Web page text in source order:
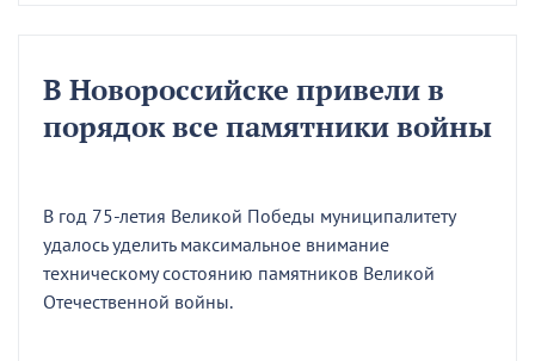
В Новороссийске привели в
порядок все памятники войны
В год 75-летия Великой Победы муниципалитету
удалось уделить максимальное внимание
техническому состоянию памятников Великой
Отечественной войны.